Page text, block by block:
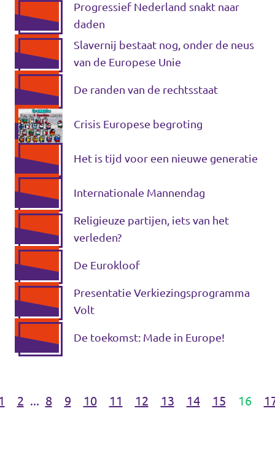
Progressief Nederland snakt naar
daden
Slavernij bestaat nog, onder de neus
van de Europese Unie
De randen van de rechtsstaat
Crisis Europese begroting
Het is tijd voor een nieuwe generatie
Internationale Mannendag
Religieuze partijen, iets van het
verleden?
De Eurokloof
Presentatie Verkiezingsprogramma
Volt
De toekomst: Made in Europe!
2 ... 8 9 10 11 12 13 14 15 16